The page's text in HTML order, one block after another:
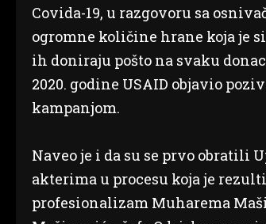
Covida-19, u razgovoru sa
ogromne količine hrane koja je
ih doniraju pošto na svaku
2020. godine USAID objavio
kampanjom.
Naveo je i da su se prvo obratili
akterima u procesu koja je
profesionalizam Muharema